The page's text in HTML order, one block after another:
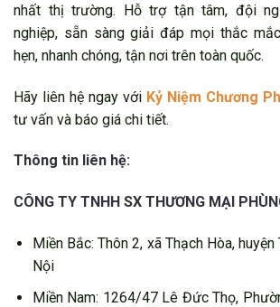
nhất thị trường. Hỗ trợ tận tâm, đội
nghiệp, sẵn sàng giải đáp mọi thắc
hẹn, nhanh chóng, tận nơi trên toàn quốc.
Hãy liên hệ ngay với Kỷ Niệm Chương
tư vấn và báo giá chi tiết.
Thông tin liên hệ:
CÔNG TY TNHH SX THƯƠNG MẠI
Miền Bắc: Thôn 2, xã Thạch Hòa,
Nội
Miền Nam: 1264/47 Lê Đức Thọ,